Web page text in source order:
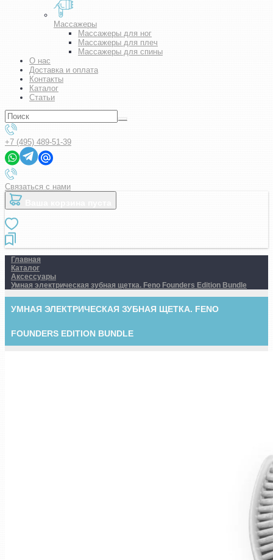
Массажеры
Массажеры для ног
Массажеры для плеч
Массажеры для спины
О нас
Доставка и оплата
Контакты
Каталог
Статьи
+7 (495) 489-51-39
Связаться с нами
Главная
Каталог
Аксессуары
Умная электрическая зубная щетка. Feno Founders Edition Bundle
УМНАЯ ЭЛЕКТРИЧЕСКАЯ ЗУБНАЯ ЩЕТКА. FENO
FOUNDERS EDITION BUNDLE